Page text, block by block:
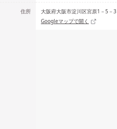
住所
大阪府大阪市淀川区宮原1－5－3
Googleマップで開く